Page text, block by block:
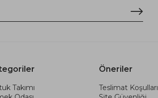
Takımı
Öneriler
Teslimat Koşulları